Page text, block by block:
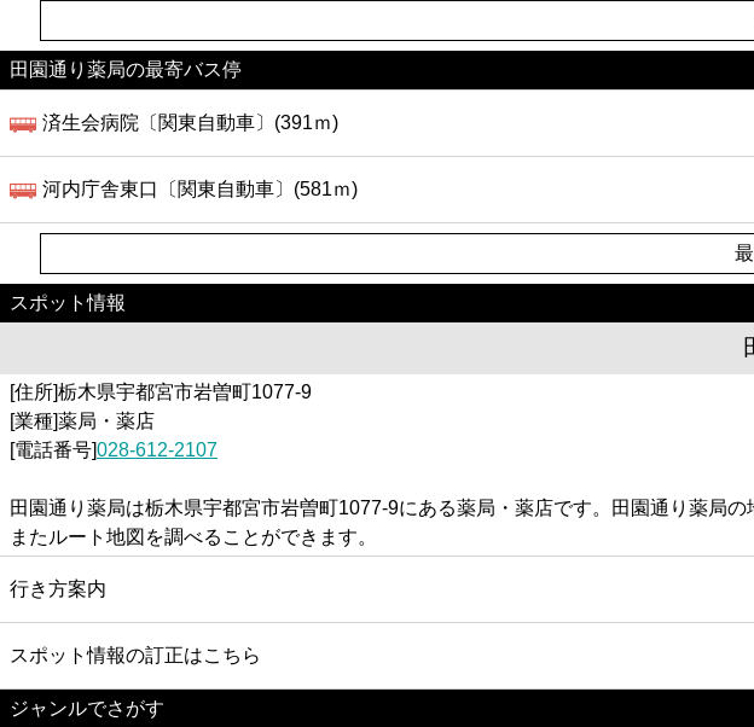
田園通り薬局の最寄バス停
済生会病院〔関東自動車〕(391ｍ)
河内庁舎東口〔関東自動車〕(581ｍ)
スポット情報
[住所]栃木県宇都宮市岩曽町1077-9
[業種]薬局・薬店
[電話番号]028-612-2107
田園通り薬局は栃木県宇都宮市岩曽町1077-9にある薬局・薬店です。田園通り薬局
またルート地図を調べることができます。
行き方案内
スポット情報の訂正はこちら
ジャンルでさがす